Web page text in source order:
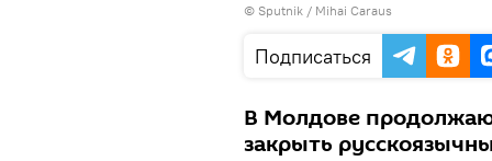
© Sputnik / Mihai Caraus
Подписаться
В Молдове
закрыть